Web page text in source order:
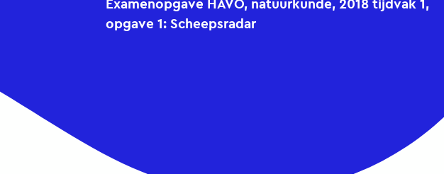
Examenopgave HAVO, natuurkunde, 2018 tijdvak 1,
opgave 1: Scheepsradar